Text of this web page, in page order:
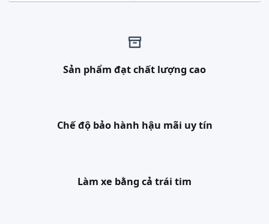
Sản phẩm đạt chất lượng cao
Chế độ bảo hành hậu mãi uy tín
Làm xe bằng cả trái tim